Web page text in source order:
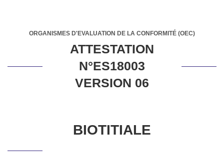
ORGANISMES D'EVALUATION DE LA CONFORMITÉ (OEC)
ATTESTATION
N°ES18003
VERSION 06
BIOTITIALE